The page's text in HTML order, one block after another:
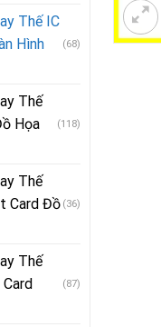
Thế IC
Hình
(68)
Thế
Họa
(118)
Thế
Card Đồ (36)
Thế
(87)